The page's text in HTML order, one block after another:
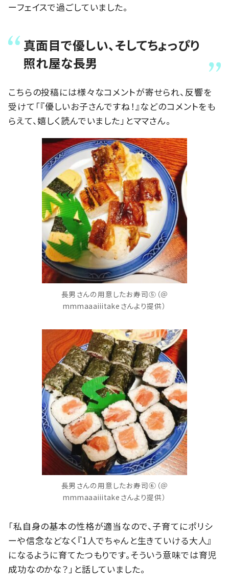
ーフェイスで過ごしていました。
真面目で優しい、そしてちょっぴり
照れ屋な長男
こちらの投稿には様々なコメントが寄せられ、反響を
受けて「『優しいお子さんですね！』などのコメントをも
らえて、嬉しく読んでいました」とママさん。
長男さんの用意したお寿司⑤（＠
mmmaaaiiitakeさんより提供）
長男さんの用意したお寿司⑥（＠
mmmaaaiiitakeさんより提供）
「私自身の基本の性格が適当なので、子育てにポリシ
ーや信念などなく『1人でちゃんと生きていける大人』
になるように育てたつもりです。そういう意味では育児
成功なのかな？」と話していました。